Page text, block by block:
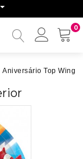
0
Minha
Aniversário Top Wing